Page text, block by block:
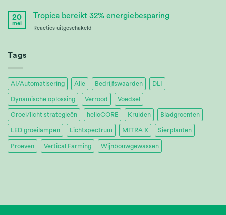
Proplant
Propagation
20
mei
Tropica bereikt 32% energiebesparing
Reacties uitgeschakeld
Tags
AI/Automatisering Alle Bedrijfswaarden DLI
Dynamische oplossing Verrood Voedsel
Groei/licht strategieën helioCORE Kruiden Bladgroenten
LED groeilampen Lichtspectrum MITRA X Sierplanten
Proeven Vertical Farming Wijnbouwgewassen